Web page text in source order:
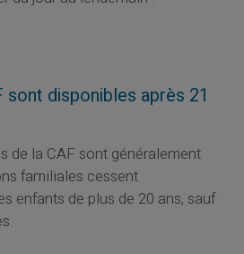
sont disponibles après 21
de la CAF sont généralement
familiales cessent
enfants de plus de 20 ans, sauf